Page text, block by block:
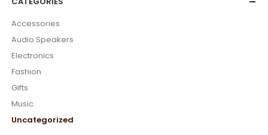
Accessories
Audio Speakers
Electronics
Fashion
Gifts
Music
Uncategorized